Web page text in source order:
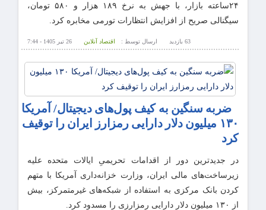
۲۴ساعته بازار، با جهش به نرخ ۱۸۹ هزار و ۵۸۰ تومان،
سیگنالی صریح از افزایش انتظارات تورمی مخابره کرد.
26 تیر 1405 - 7:44 ارسال توسط : اقتصاد آنلاین 63 بازدید
ضربه سنگین به کیف پول‌های دیجیتال/ آمریکا
۱۳۰ میلیون دلار دارایی‌ رمزارز ایران را توقیف
کرد
در جدیدترین دور از اقدامات تحریمیِ ایالات متحده علیه
زیرساخت‌های مالی ایران، وزارت خزانه‌داری آمریکا با متهم
کردن بانک مرکزی به استفاده از شبکه‌های غیرمتمرکز، بیش
از ۱۳۰ میلیون دلار دارایی رمزارزی را مسدود کرد.